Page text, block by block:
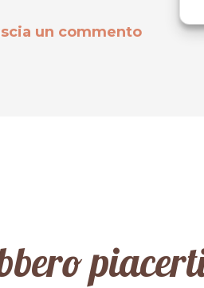
un commento